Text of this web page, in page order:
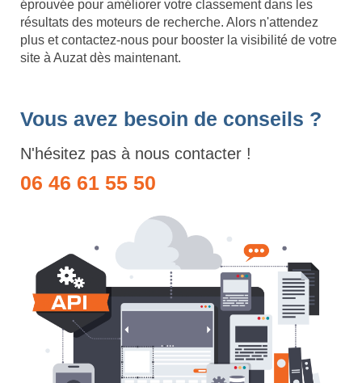
éprouvée pour améliorer votre classement dans les
résultats des moteurs de recherche. Alors n'attendez
plus et contactez-nous pour booster la visibilité de votre
site à Auzat dès maintenant.
Vous avez besoin de conseils ?
N'hésitez pas à nous contacter !
06 46 61 55 50